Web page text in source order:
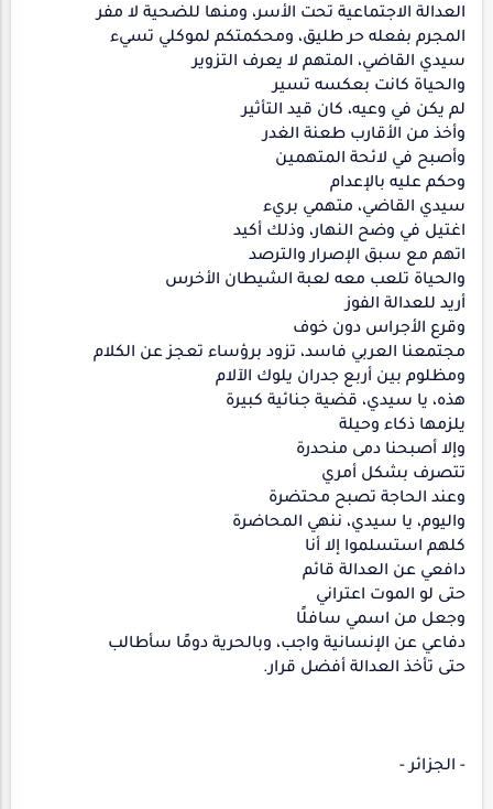
العدالة الاجتماعية تحت الأسر، ومنها للضحية لا مفر
المجرم بفعله حر طليق، ومحكمتكم لموكلي تسيء
سيدي القاضي، المتهم لا يعرف التزوير
والحياة كانت بعكسه تسير
لم يكن في وعيه، كان قيد التأثير
وأخذ من الأقارب طعنة الغدر
وأصبح في لائحة المتهمين
وحكم عليه بالإعدام
سيدي القاضي، متهمي بريء
اغتيل في وضح النهار، وذلك أكيد
اتهم مع سبق الإصرار والترصد
والحياة تلعب معه لعبة الشيطان الأخرس
أريد للعدالة الفوز
وقرع الأجراس دون خوف
مجتمعنا العربي فاسد، تزود برؤساء تعجز عن الكلام
ومظلوم بين أربع جدران يلوك الآلام
هذه، يا سيدي، قضية جنائية كبيرة
يلزمها ذكاء وحيلة
وإلا أصبحنا دمى منحدرة
تتصرف بشكل أمري
وعند الحاجة تصبح محتضرة
واليوم، يا سيدي، ننهي المحاضرة
كلهم استسلموا إلا أنا
دافعي عن العدالة قائم
حتى لو الموت اعتراني
وجعل من اسمي سافلًا
دفاعي عن الإنسانية واجب، وبالحرية دومًا سأطالب
حتى تأخذ العدالة أفضل قرار.
- الجزائر -